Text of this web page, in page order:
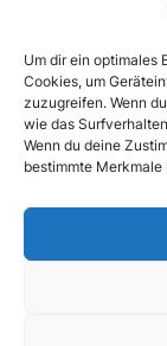
Um dir ein optimales
Cookies, um
zuzugreifen. Wenn
wie das
Wenn du deine
bestimmte